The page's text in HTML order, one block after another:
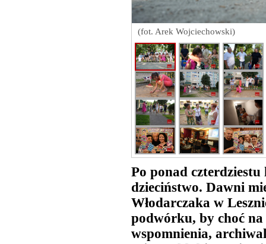
(fot. Arek Wojciechowski)
Po ponad
dzieciństwo. Dawni
Włodarczaka w
podwórku, by choć na
wspomnienia,